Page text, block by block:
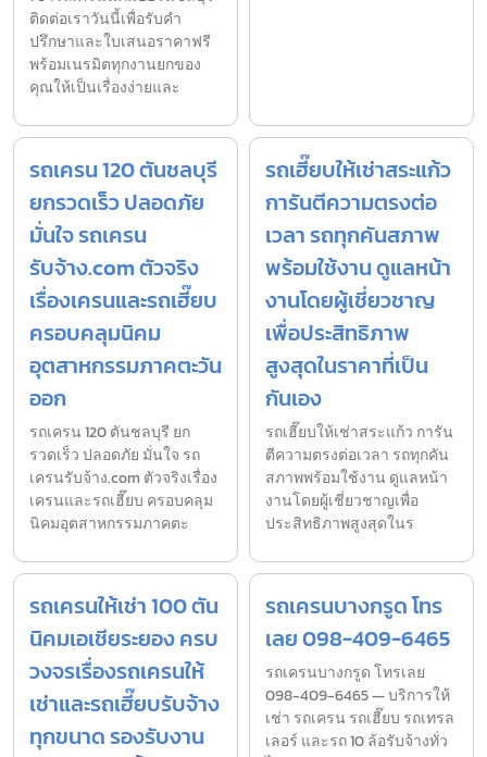
ติดต่อเราวันนี้เพื่อรับคำ
ปรึกษาและใบเสนอราคาฟรี
พร้อมเนรมิตทุกงานยกของ
คุณให้เป็นเรื่องง่ายและ
รถเครน 120 ตันชลบุรี
ยกรวดเร็ว ปลอดภัย
มั่นใจ รถเครน
รับจ้าง.com ตัวจริง
เรื่องเครนและรถเฮี๊ยบ
ครอบคลุมนิคม
อุตสาหกรรมภาคตะวัน
ออก
รถเครน 120 ตันชลบุรี ยก
รวดเร็ว ปลอดภัย มั่นใจ รถ
เครนรับจ้าง.com ตัวจริงเรื่อง
เครนและรถเฮี๊ยบ ครอบคลุม
นิคมอุตสาหกรรมภาคตะ
รถเฮี๊ยบให้เช่าสระแก้ว
การันตีความตรงต่อ
เวลา รถทุกคันสภาพ
พร้อมใช้งาน ดูแลหน้า
งานโดยผู้เชี่ยวชาญ
เพื่อประสิทธิภาพ
สูงสุดในราคาที่เป็น
กันเอง
รถเฮี๊ยบให้เช่าสระแก้ว การัน
ตีความตรงต่อเวลา รถทุกคัน
สภาพพร้อมใช้งาน ดูแลหน้า
งานโดยผู้เชี่ยวชาญเพื่อ
ประสิทธิภาพสูงสุดในร
รถเครนให้เช่า 100 ตัน
นิคมเอเชียระยอง ครบ
วงจรเรื่องรถเครนให้
เช่าและรถเฮี๊ยบรับจ้าง
ทุกขนาด รองรับงาน
รถเครนบางกรูด โทร
เลย 098-409-6465
รถเครนบางกรูด โทรเลย
098-409-6465 — บริการให้
เช่า รถเครน รถเฮี๊ยบ รถเทรล
เลอร์ และรถ 10 ล้อรับจ้างทั่ว